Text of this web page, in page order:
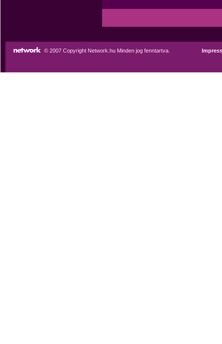
© 2007 Copyright Network.hu Minden jog fenntartva.